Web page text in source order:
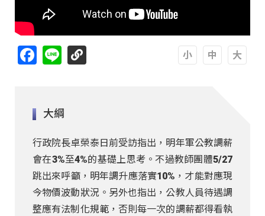
Facebook
Line
大綱
行政院長卓榮泰日前受訪指出，明年軍公教調薪
會在3%至4%的基礎上思考。不過教師團體5/27
跳出來呼籲，明年調升應落實10%，才能對應現
今物價波動狀況。另外也指出，公教人員待遇調
整應有法制化規範，否則每一次的調薪都得看執